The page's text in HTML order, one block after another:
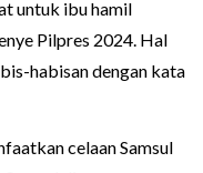
untuk ibu hamil
Pilpres 2024. Hal
habisan dengan kata
celaan Samsul